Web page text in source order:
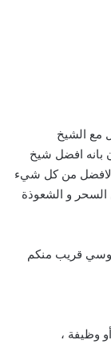
مع الشيخ
بانه افضل شيخ
من كل شيء
السحر و الشعوذة
قريب منكم
وظيفة ،